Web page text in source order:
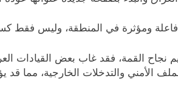
ومؤثرة في المنطقة، وليس فقط
القمة، فقد غاب بعض القيادات
الأمني والتدخلات الخارجية، مما قد